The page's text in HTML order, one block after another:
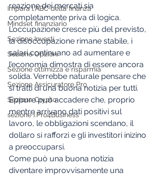
Impara l'ABC della finanza
Mindset finanziario
Sezione Investi
Sezione Opzioni
Sezione ottimizza e risparmia
Sezione Assicuratore Pro
Sezione Crypto
sezione I.Pro4Business
reazione dei mercati sia
completamente priva di logica.
L’occupazione cresce più del previsto,
la disoccupazione rimane stabile, i
salari continuano ad aumentare e
l’economia dimostra di essere ancora
solida. Verrebbe naturale pensare che
si tratti di una buona notizia per tutti.
Eppure può accadere che, proprio
mentre arrivano dati positivi sul
lavoro, le obbligazioni scendano, il
dollaro si rafforzi e gli investitori inizino
a preoccuparsi.
Come può una buona notizia
diventare improvvisamente una